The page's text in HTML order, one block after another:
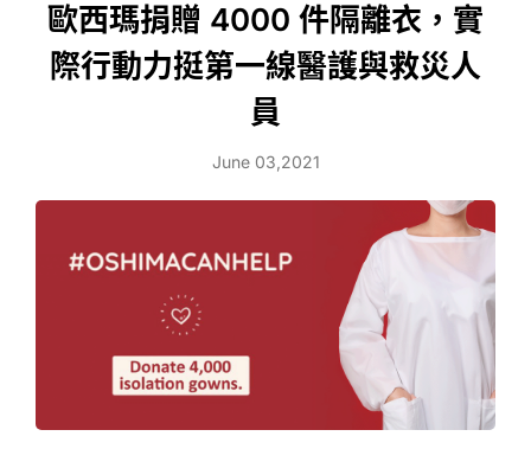
歐西瑪捐贈 4000 件隔離衣，實
際行動力挺第一線醫護與救災人
員
June 03,2021